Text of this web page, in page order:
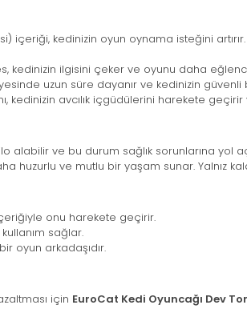
içeriği, kedinizin oyun oynama isteğini
ses, kedinizin ilgisini çeker ve oyunu daha
uzun süre dayanır ve kedinizin güvenli
kedinizin avcılık içgüdülerini harekete geçirir
alabilir ve bu durum sağlık sorunlarına yol
huzurlu ve mutlu bir yaşam sunar. Yalnız
onu harekete geçirir.
sağlar.
oyun arkadaşıdır.
için EuroCat Kedi Oyuncağı Dev